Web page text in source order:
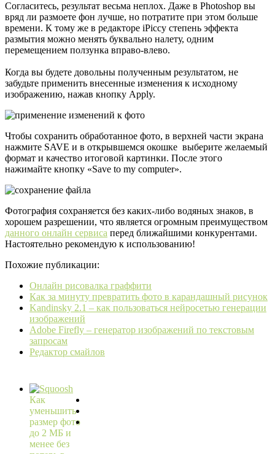
Согласитесь, результат весьма неплох. Даже в Photoshop вы
вряд ли размоете фон лучше, но потратите при этом больше
времени. К тому же в редакторе iPiccy степень эффекта
размытия можно менять буквально налету, одним
перемещением ползунка вправо-влево.
Когда вы будете довольны полученным результатом, не
забудьте применить внесенные изменения к исходному
изображению, нажав кнопку Apply.
Чтобы сохранить обработанное фото, в верхней части экрана
нажмите SAVE и в открывшемся окошке выберите желаемый
формат и качество итоговой картинки. После этого
нажимайте кнопку «Save to my computer».
Фотография сохраняется без каких-либо водяных знаков, в
хорошем разрешении, что является огромным преимуществом
данного онлайн сервиса перед ближайшими конкурентами.
Настоятельно рекомендую к использованию!
Похожие публикации:
Онлайн рисовалка граффити
Как за минуту превратить фото в карандашный рисунок
Kandinsky 2.1 – как пользоваться нейросетью генерации
изображений
Adobe Firefly – генератор изображений по текстовым
запросам
Редактор смайлов
Как
уменьшить
размер фото
до 2 МБ и
менее без